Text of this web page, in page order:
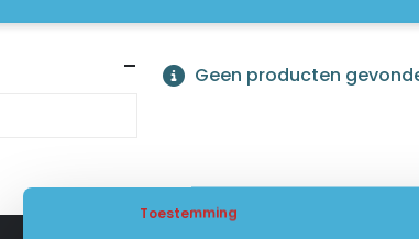
Toestemming
Geen producten